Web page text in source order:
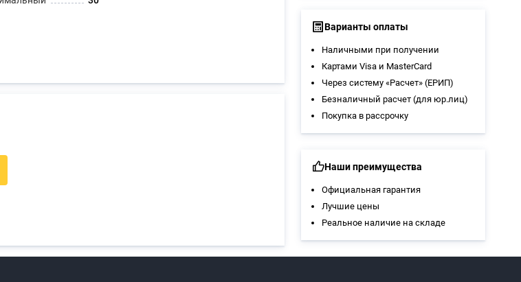
Варианты оплаты
Наличными при получении
Картами Visa и MasterCard
Через систему «Расчет» (ЕРИП)
Безналичный расчет (для юр.лиц)
Покупка в рассрочку
Наши преимущества
Официальная гарантия
Лучшие цены
Реальное наличие на складе